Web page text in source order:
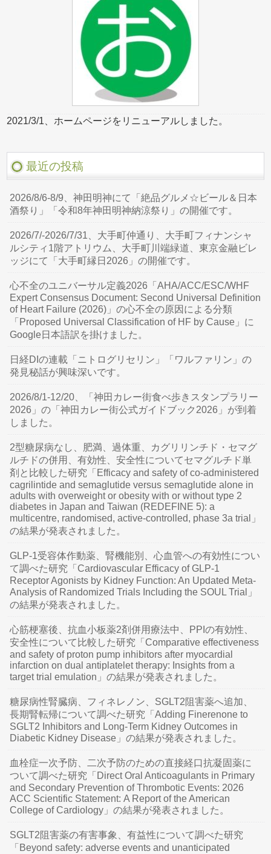
2021/3/1、ホームページをリニューアルしました。
最近の投稿
2026/8/6-8/9、神田明神にて「絶品グルメ☆ビール＆日本
酒祭り」「令和8年神田明神納涼祭り」の開催です。
2026/7/-2026/7/31、大手町仲通り、大手町フィナンシャ
ルシティ1階アトリウム、大手町川端緑道、東京金融ビレ
ッジにて「大手町縁日2026」の開催です。
心不全のユニバーサル定義2026「AHA/ACC/ESC/WHF
Expert Consensus Document: Second Universal Definition
of Heart Failure (2026)」の心不全の原因による分類
「Proposed Universal Classification of HF by Cause」に
Google日本語訳を掛けました。
日経DIの連載「ニトログリセリン」「ワルファリン」の
発見秘話が興味深いです。
2026/8/1-12/20、「神田カレー街食べ歩きスタンプラリー
2026」の「神田カレー街公式ガイドブック2026」が到着
しました。
2型糖尿病なし、肥満、過体重、カグリリンチド・セマグ
ルチドの併用、有効性、安全性についてセマグルチド単
剤と比較した研究「Efficacy and safety of co-administered
cagrilintide and semaglutide versus semaglutide alone in
adults with overweight or obesity with or without type 2
diabetes in Japan and Taiwan (REDEFINE 5): a
multicentre, randomised, active-controlled, phase 3a trial」
の結果が発表されました。
GLP-1受容体作動薬、腎機能別、心血管への有効性につい
て調べた研究「Cardiovascular Efficacy of GLP-1
Receptor Agonists by Kidney Function: An Updated Meta-
Analysis of Randomized Trials Including the SOUL Trial」
の結果が発表されました。
心筋梗塞後、抗血小板薬2剤併用療法中、PPIの有効性、
安全性について比較した研究「Comparative effectiveness
and safety of proton pump inhibitors after myocardial
infarction on dual antiplatelet therapy: Insights from a
target trial emulation」の結果が発表されました。
糖尿病性腎臓病、フィネレノン、SGLT2阻害薬へ追加、
長期腎転帰について調べた研究「Adding Finerenone to
SGLT2 Inhibitors and Long-Term Kidney Outcomes in
Diabetic Kidney Disease」の結果が発表されました。
血栓症一次予防、二次予防のための直接経口抗凝固薬に
ついて調べた研究「Direct Oral Anticoagulants in Primary
and Secondary Prevention of Thrombotic Events: 2026
ACC Scientific Statement: A Report of the American
College of Cardiology」の結果が発表されました。
SGLT2阻害薬の有害事象、有益性について調べた研究
「Beyond safety: adverse events and unanticipated